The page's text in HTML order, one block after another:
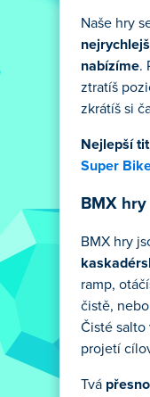
Naše hry
nabízíme.
ztratíš
zkrátíš si
Nejlepší
Super
BMX hry
BMX hry
ramp,
čistě,
Čisté salto
projetí
Tvá